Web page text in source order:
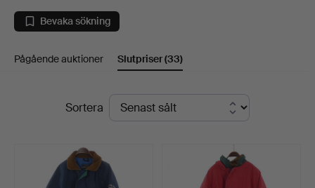
Accessoarer
på
Kenneth
Svensson
Bevaka sökning
Pågående auktioner Slutpriser(33)
SlutpriserSortera